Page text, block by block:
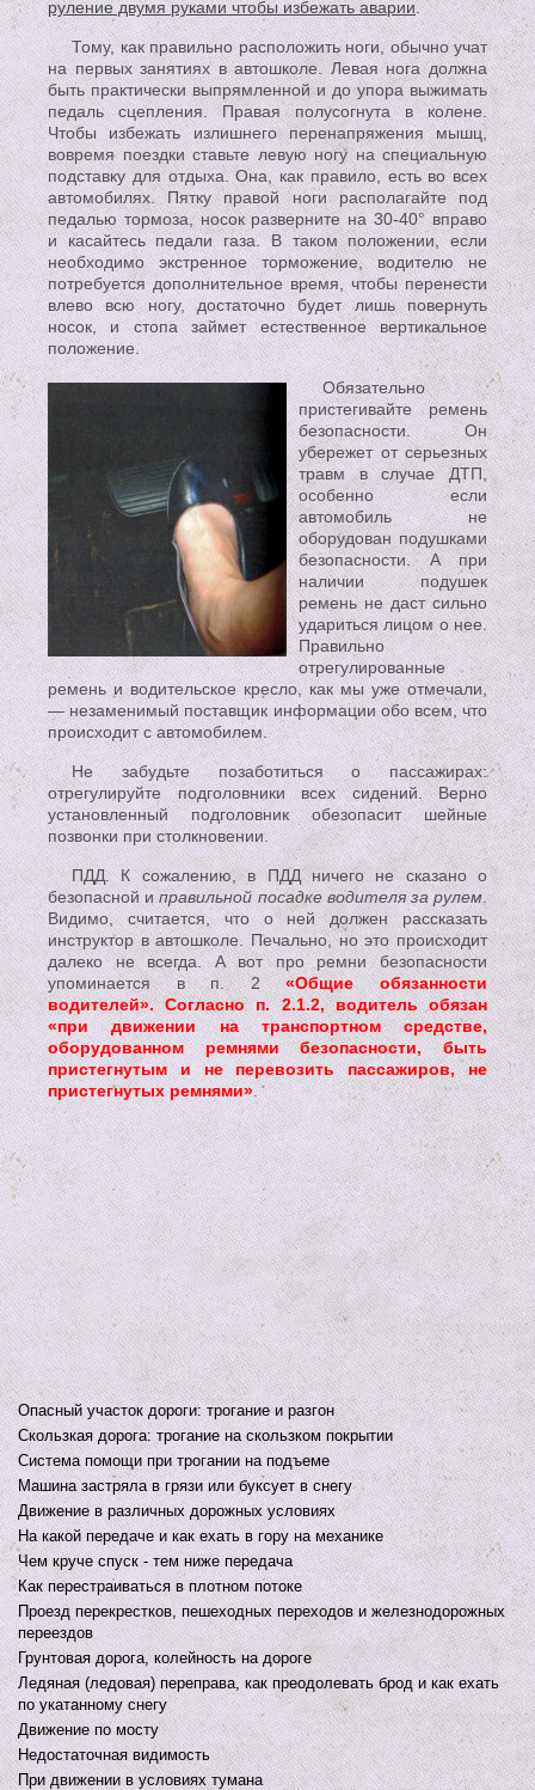
руление двумя руками чтобы избежать аварии.
Тому, как правильно расположить ноги, обычно учат
на первых занятиях в автошколе. Левая нога должна
быть практически выпрямленной и до упора выжимать
педаль сцепления. Правая полусогнута в колене.
Чтобы избежать излишнего перенапряжения мышц,
вовремя поездки ставьте левую ногу на специальную
подставку для отдыха. Она, как правило, есть во всех
автомобилях. Пятку правой ноги располагайте под
педалью тормоза, носок разверните на 30-40° вправо
и касайтесь педали газа. В таком положении, если
необходимо экстренное торможение, водителю не
потребуется дополнительное время, чтобы перенести
влево всю ногу, достаточно будет лишь повернуть
носок, и стопа займет естественное вертикальное
положение.
Обязательно
пристегивайте ремень
безопасности. Он
убережет от серьезных
травм в случае ДТП,
особенно если
автомобиль не
оборудован подушками
безопасности. А при
наличии подушек
ремень не даст сильно
удариться лицом о нее.
Правильно
отрегулированные
ремень и водительское кресло, как мы уже отмечали,
— незаменимый поставщик информации обо всем, что
происходит с автомобилем.
Не забудьте позаботиться о пассажирах:
отрегулируйте подголовники всех сидений. Верно
установленный подголовник обезопасит шейные
позвонки при столкновении.
ПДД. К сожалению, в ПДД ничего не сказано о
безопасной иправильной посадке водителя за рулем.
Видимо, считается, что о ней должен рассказать
инструктор в автошколе. Печально, но это происходит
далеко не всегда. А вот про ремни безопасности
упоминается в п. 2«Общие обязанности
водителей». Согласно п. 2.1.2, водитель обязан
«при движении на транспортном средстве,
оборудованном ремнями безопасности, быть
пристегнутым и не перевозить пассажиров, не
пристегнутых ремнями».
Опасный участок дороги: трогание и разгон
Скользкая дорога: трогание на скользком покрытии
Система помощи при трогании на подъеме
Машина застряла в грязи или буксует в снегу
Движение в различных дорожных условиях
На какой передаче и как ехать в гору на механике
Чем круче спуск - тем ниже передача
Как перестраиваться в плотном потоке
Проезд перекрестков, пешеходных переходов и железнодорожных
переездов
Грунтовая дорога, колейность на дороге
Ледяная (ледовая) переправа, как преодолевать брод и как ехать
по укатанному снегу
Движение по мосту
Недостаточная видимость
При движении в условиях тумана